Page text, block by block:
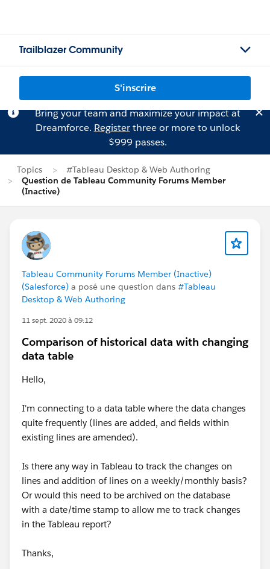
Trailblazer Community
S'inscrire
Bring your team and maximize your impact at
Dreamforce. Registerthree or more to unlock
$999 passes.
Topics
#Tableau Desktop & Web Authoring
Question de Tableau Community Forums Member
(Inactive)
Tableau Community Forums Member (Inactive)
(Salesforce) a posé une question dans #Tableau
Desktop & Web Authoring
11 sept. 2020 à 09:12
Comparison of historical data with changing
data table
Hello,
I'm connecting to a data table where the data changes
quite frequently​ (lines are added, and fields within
existing lines are amended).
Is there any way in Tableau to track the changes on
lines and addition of lines on a weekly/monthly basis?
Or would this need to be archived on the database
with a date/time stamp to allow me to track changes
in the Tableau report?
Thanks,